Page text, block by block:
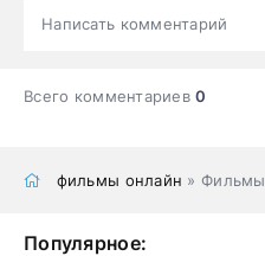
Написать комментарий
Всего комментариев0
фильмы онлайн » Фильмы
Популярное: